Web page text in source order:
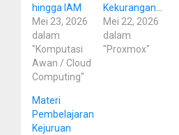
hingga IAM
Mei 23, 2026
dalam
"Komputasi
Awan / Cloud
Computing"
Mei 22, 2026
dalam
"Proxmox"
Materi
Pembelajaran
Kejuruan